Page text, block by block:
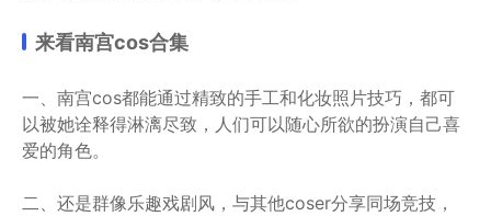
来看南宫cos合集
一、南宫cos都能通过精致的手工和化妆照片技巧，都可
以被她诠释得淋漓尽致，人们可以随心所欲的扮演自己喜
爱的角色。
二、还是群像乐趣戏剧风，与其他coser分享同场竞技，